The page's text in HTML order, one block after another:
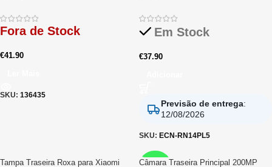
Fora de Stock
€41.90
SKU: 136435
Em Stock
€37.90
Previsão de entrega:
12/08/2026
SKU: ECN-RN14PL5
Tampa Traseira Roxa para Xiaomi
RELIFE
Câmara Traseira Principal 200MP